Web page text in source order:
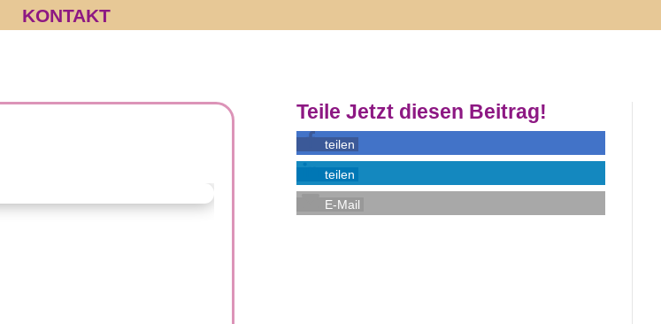
KONTAKT
Teile Jetzt diesen Beitrag!
teilen
teilen
E-Mail